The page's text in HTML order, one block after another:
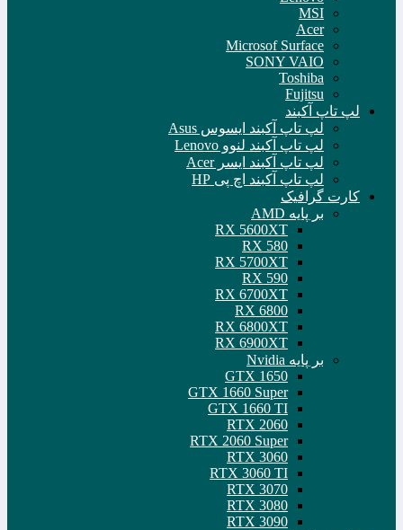
MSI
Acer
Microsof Surface
SONY VAIO
Toshiba
Fujitsu
لپ تاپ آکبند
لپ تاپ آکبند ایسوس Asus
لپ تاپ آکبند لنوو Lenovo
لپ تاپ آکبند ایسر Acer
لپ تاپ آکبند اچ پی HP
کارت گرافیک
بر پایه AMD
RX 5600XT
RX 580
RX 5700XT
RX 590
RX 6700XT
RX 6800
RX 6800XT
RX 6900XT
بر پایه Nvidia
GTX 1650
GTX 1660 Super
GTX 1660 TI
RTX 2060
RTX 2060 Super
RTX 3060
RTX 3060 TI
RTX 3070
RTX 3080
RTX 3090